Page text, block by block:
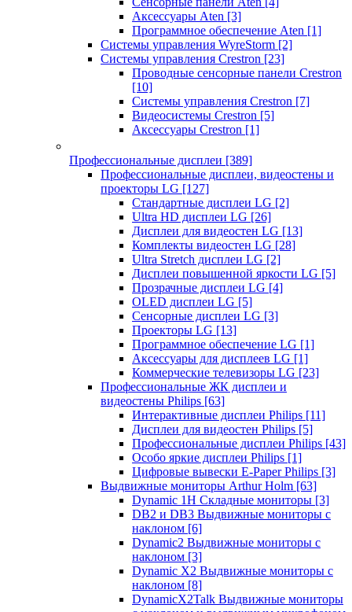
Аксессуары Aten [3]
Программное обеспечение Aten [1]
Системы управления WyreStorm [2]
Системы управления Crestron [23]
Проводные сенсорные панели Crestron
[10]
Системы управления Crestron [7]
Видеосистемы Crestron [5]
Аксессуары Crestron [1]
Профессиональные дисплеи [389]
Профессиональные дисплеи, видеостены и
проекторы LG [127]
Стандартные дисплеи LG [2]
Ultra HD дисплеи LG [26]
Дисплеи для видеостен LG [13]
Комплекты видеостен LG [28]
Ultra Stretch дисплеи LG [2]
Дисплеи повышенной яркости LG [5]
Прозрачные дисплеи LG [4]
OLED дисплеи LG [5]
Сенсорные дисплеи LG [3]
Проекторы LG [13]
Программное обеспечение LG [1]
Аксессуары для дисплеев LG [1]
Коммерческие телевизоры LG [23]
Профессиональные ЖК дисплеи и
видеостены Philips [63]
Интерактивные дисплеи Philips [11]
Дисплеи для видеостен Philips [5]
Профессиональные дисплеи Philips [43]
Особо яркие дисплеи Philips [1]
Цифровые вывески E-Paper Philips [3]
Выдвижные мониторы Arthur Holm [63]
Dynamic 1Н Складные мониторы [3]
DB2 и DB3 Выдвижные мониторы с
наклоном [6]
Dynamic2 Выдвижные мониторы с
наклоном [3]
Dynamic X2 Выдвижные мониторы с
наклоном [8]
DynamicX2Talk Выдвижные мониторы